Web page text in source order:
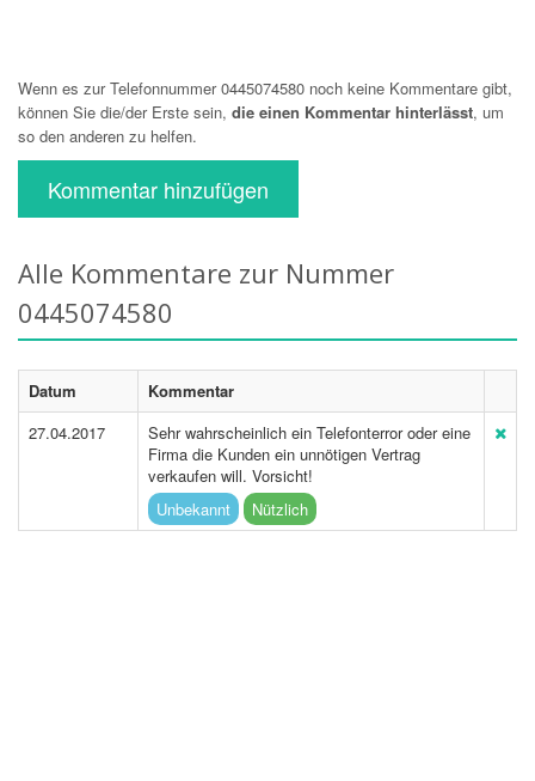
Wenn es zur Telefonnummer 0445074580 noch keine Kommentare gibt,
können Sie die/der Erste sein, die einen Kommentar hinterlässt, um
so den anderen zu helfen.
Kommentar hinzufügen
Alle Kommentare zur Nummer
0445074580
Datum
Kommentar
27.04.2017
Sehr wahrscheinlich ein Telefonterror oder eine
Firma die Kunden ein unnötigen Vertrag
verkaufen will. Vorsicht!
Unbekannt
Nützlich